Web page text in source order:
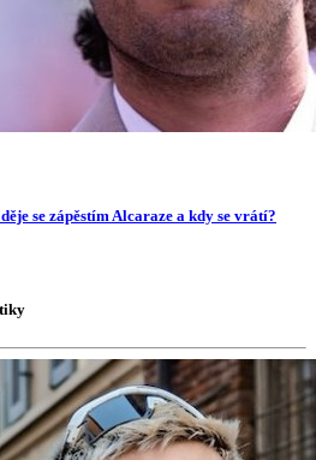
se zápěstím Alcaraze a kdy se vrátí?